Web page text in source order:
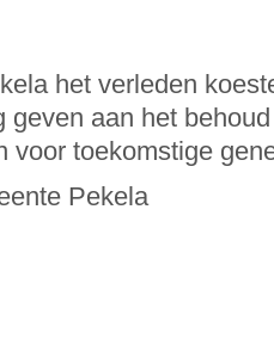
het verleden
geven aan het
voor toekomstige
Pekela